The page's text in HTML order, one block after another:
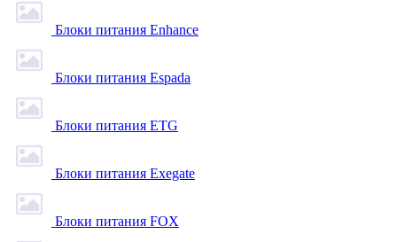
Блоки питания Enhance
Блоки питания Espada
Блоки питания ETG
Блоки питания Exegate
Блоки питания FOX